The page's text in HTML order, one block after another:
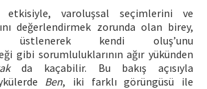
etkisiyle, varoluşsal seçimlerini ve
değerlendirmek zorunda olan birey,
üstlenerek kendi oluş’unu
gibi sorumluluklarının ağır yükünden
da kaçabilir. Bu bakış açısıyla
Ben, iki farklı görüngüsü ile